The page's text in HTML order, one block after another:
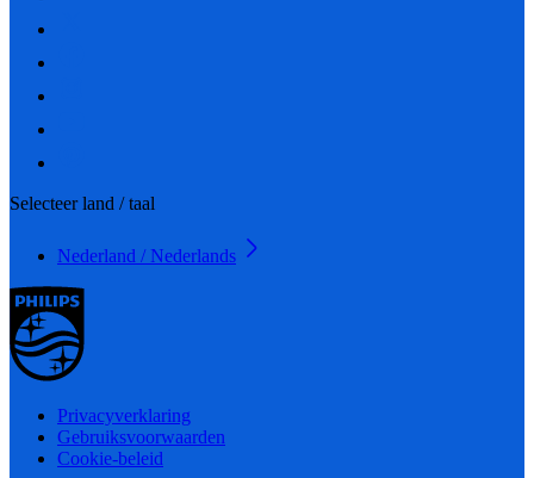
Selecteer land / taal
Nederland / Nederlands
Privacyverklaring
Gebruiksvoorwaarden
Cookie-beleid